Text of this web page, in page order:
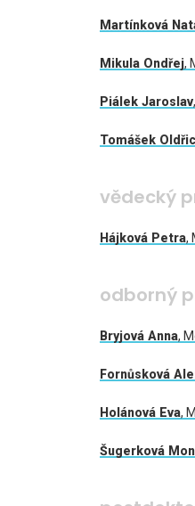
Martínková
Mikula Ondřej,
Piálek Jaroslav,
Tomášek
vědecký
Hájková Petra,
odborný
Bryjová Anna,
Fornůsková
Holánová Eva,
Šugerková